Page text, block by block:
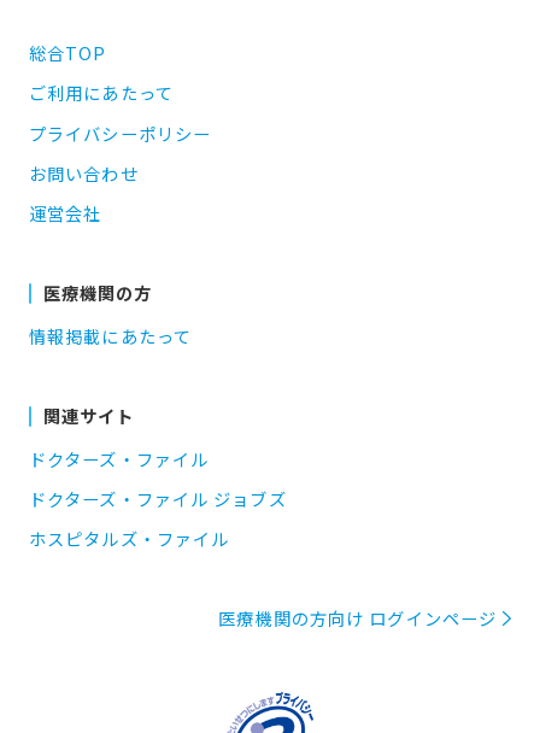
総合TOP
ご利用にあたって
プライバシーポリシー
お問い合わせ
運営会社
医療機関の方
情報掲載にあたって
関連サイト
ドクターズ・ファイル
ドクターズ・ファイル ジョブズ
ホスピタルズ・ファイル
医療機関の方向け ログインページ